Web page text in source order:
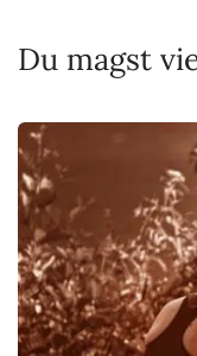
Du magst